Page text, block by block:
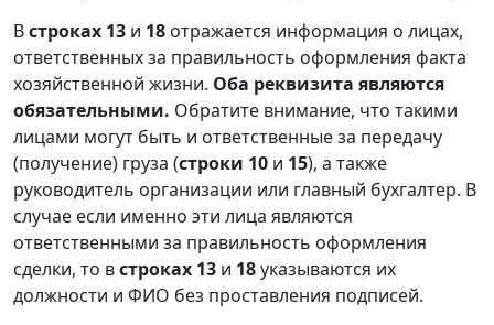
Встроках 13 и 18 отражается информация о лицах,
ответственных за правильность оформления факта
хозяйственной жизни. Оба реквизита являются
обязательными. Обратите внимание, что такими
лицами могут быть и ответственные за передачу
(получение) груза (строки 10 и 15), а также
руководитель организации или главный бухгалтер. В
случае если именно эти лица являются
ответственными за правильность оформления
сделки, то встроках 13 и 18указываются их
должности и ФИО без проставления подписей.